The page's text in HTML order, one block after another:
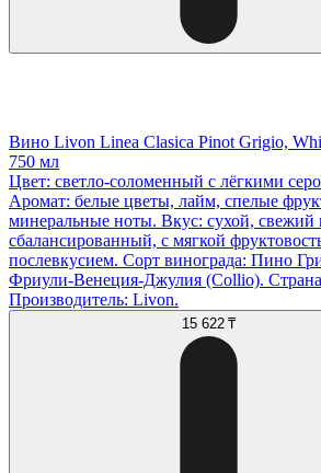
Вино Livon Linea Clasica Pinot Grigio,
750 мл
Цвет: светло-соломенный с лёгкими
Аромат: белые цветы, лайм, спелые
минеральные ноты. Вкус: сухой, свежий
сбалансированный, с мягкой
послевкусием. Сорт винограда: Пино
Фриули-Венеция-Джулия (Collio).
Производитель: Livon.
15 622 ₸